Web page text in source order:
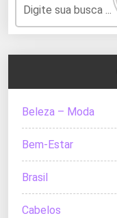
Beleza – Moda
Bem-Estar
Brasil
Cabelos